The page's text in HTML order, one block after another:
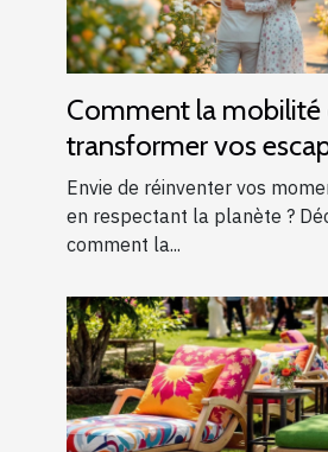
Comment la mobilité
transformer vos
romantiques ?
Envie de réinventer vos
en respectant la planète ?
comment la...